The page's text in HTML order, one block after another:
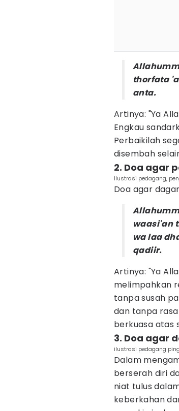
thorfata
anta.
Artinya: "Ya
Engkau
Perbaikilah
disembah
2. Doa agar
Ilustrasi pedagang,
Doa agar
waasi'an
wa laa
qadiir.
Artinya: "Ya
melimpahkan
tanpa susah
dan tanpa
berkuasa atas
3. Doa agar
ilustrasi pedagang
Dalam
berserah diri
niat tulus
keberkahan